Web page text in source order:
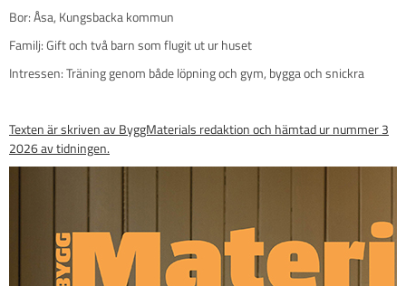
Bor: Åsa, Kungsbacka kommun
Familj: Gift och två barn som flugit ut ur huset
Intressen: Träning genom både löpning och gym, bygga och snickra
Texten är skriven av ByggMaterials redaktion och hämtad ur nummer 3
2026 av tidningen.